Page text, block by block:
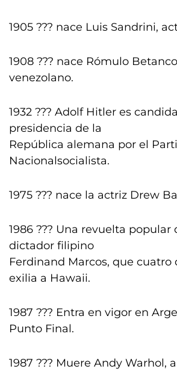
1905 ??? nace Luis Sandrini,
1908 ??? nace Rómulo
venezolano.
1932 ??? Adolf Hitler es
presidencia de la
República alemana por el
Nacionalsocialista.
1975 ??? nace la actriz Drew
1986 ??? Una revuelta popular
dictador filipino
Ferdinand Marcos, que cuatro
exilia a Hawaii.
1987 ??? Entra en vigor en
Punto Final.
1987 ??? Muere Andy Warhol,